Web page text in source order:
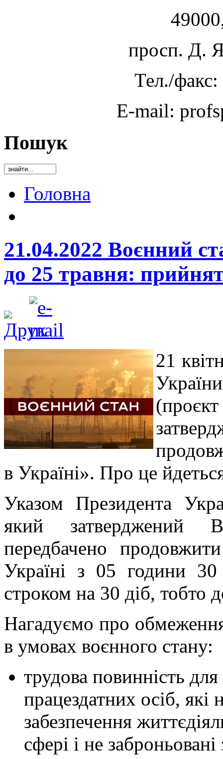
просп. Д.
Тел./
E-mail:
Пошук
Головна
21.04.2022 Воєнний
до 25 травня:
21
в Україні». Про це
Указом Президента
який затверджений
передбачено
Україні з 05 години
строком на 30 діб, тобто
Нагадуємо про
в умовах воєнного стану:
трудова повинність
працездатних осіб, які
забезпечення
сфері і не